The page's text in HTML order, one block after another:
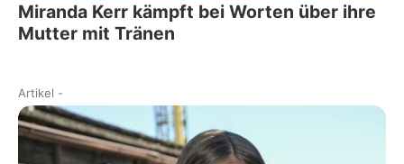
Miranda Kerr kämpft bei Worten über ihre
Mutter mit Tränen
Artikel -